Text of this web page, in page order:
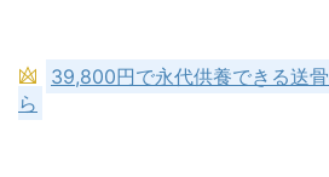
39,800円で永代供養できる送
ら